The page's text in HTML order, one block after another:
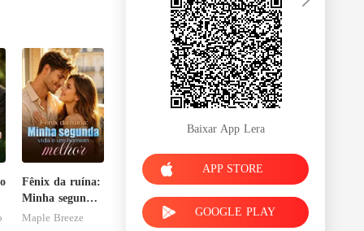
Fênix da ruína:
Minha segunda
vida e um
Maple Breeze
Baixar App Lera
APP STORE
GOOGLE PLAY